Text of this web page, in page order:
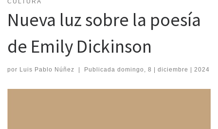
CULTURA
Nueva luz sobre la poesía
de Emily Dickinson
por Luis Pablo Núñez | Publicada domingo, 8 | diciembre | 2024